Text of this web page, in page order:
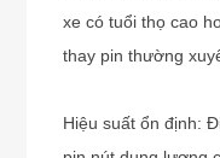
xe có tuổi thọ cao
thay pin thường
Hiệu suất ổn định: